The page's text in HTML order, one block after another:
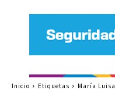
Inicio Etiquetas María